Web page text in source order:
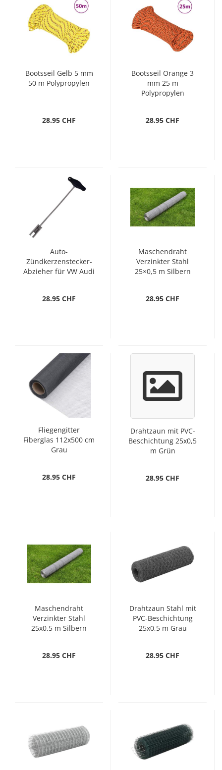
Bootsseil Gelb 5 mm
50 m Polypropylen
28.95 CHF
Bootsseil Orange 3
mm 25 m
Polypropylen
28.95 CHF
Auto-
Zündkerzenstecker-
Abzieher für VW Audi
28.95 CHF
Maschendraht
Verzinkter Stahl
25×0,5 m Silbern
28.95 CHF
Fliegengitter
Fiberglas 112x500 cm
Grau
28.95 CHF
Drahtzaun mit PVC-
Beschichtung 25x0,5
m Grün
28.95 CHF
Maschendraht
Verzinkter Stahl
25x0,5 m Silbern
28.95 CHF
Drahtzaun Stahl mit
PVC-Beschichtung
25x0,5 m Grau
28.95 CHF